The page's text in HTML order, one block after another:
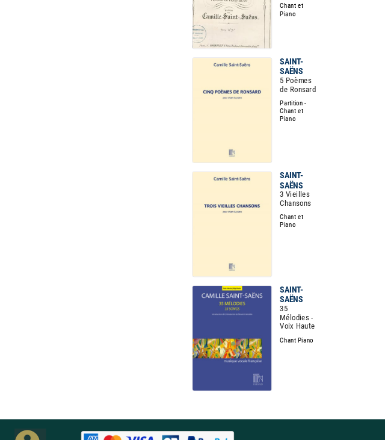
Chant et
Piano
SAINT-
SAËNS
5 Poèmes
de Ronsard
Partition -
Chant et
Piano
SAINT-
SAËNS
3 Vieilles
Chansons
Chant et
Piano
SAINT-
SAËNS
35
Mélodies -
Voix Haute
Chant Piano